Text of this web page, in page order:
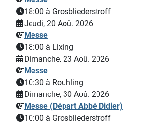
18:00 à Grosbliederstroff
Jeudi, 20 Aoû. 2026
Messe
18:00 à Lixing
Dimanche, 23 Aoû. 2026
Messe
10:30 à Rouhling
Dimanche, 30 Aoû. 2026
Messe (Départ Abbé Didier)
10:00 à Grosbliederstroff